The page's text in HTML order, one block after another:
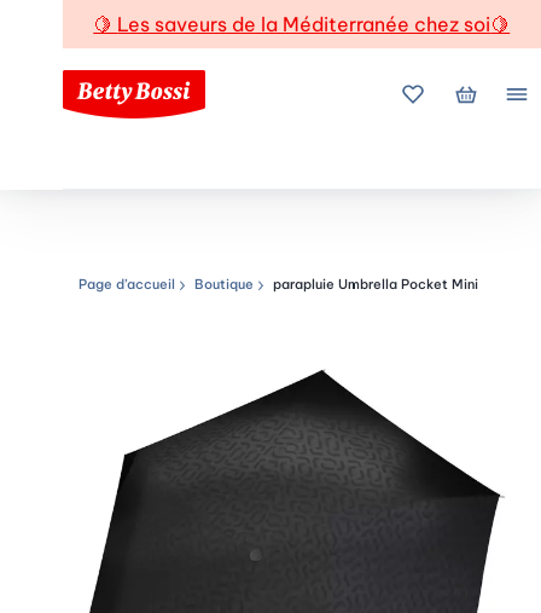
🍋 Les saveurs de la Méditerranée chez soi🍋
Mes favoris
Mon
Chemin de navigation
Page d’accueil Boutique parapluie Umbrella Pocket Mini